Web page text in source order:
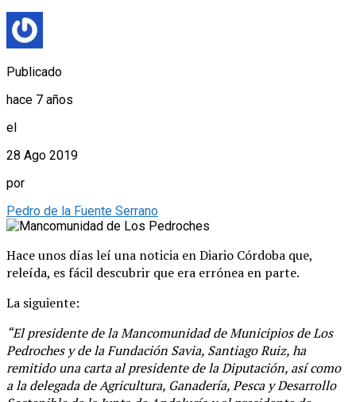
Publicado
hace 7 años
el
28 Ago 2019
por
Pedro de la Fuente Serrano
Hace unos días leí una noticia en Diario Córdoba que,
releída, es fácil descubrir que era errónea en parte.
La siguiente:
“El presidente de la Mancomunidad de Municipios de Los
Pedroches y de la Fundación Savia, Santiago Ruiz, ha
remitido una carta al presidente de la Diputación, así como
a la delegada de Agricultura, Ganadería, Pesca y Desarrollo